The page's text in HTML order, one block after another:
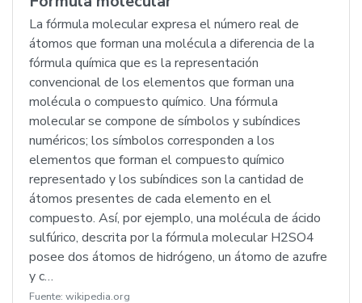
La fórmula molecular expresa el número real de
átomos que forman una molécula a diferencia de la
fórmula química que es la representación
convencional de los elementos que forman una
molécula o compuesto químico. Una fórmula
molecular se compone de símbolos y subíndices
numéricos; los símbolos corresponden a los
elementos que forman el compuesto químico
representado y los subíndices son la cantidad de
átomos presentes de cada elemento en el
compuesto. Así, por ejemplo, una molécula de ácido
sulfúrico, descrita por la fórmula molecular H2SO4
posee dos átomos de hidrógeno, un átomo de azufre
y c…
Fuente: wikipedia.org